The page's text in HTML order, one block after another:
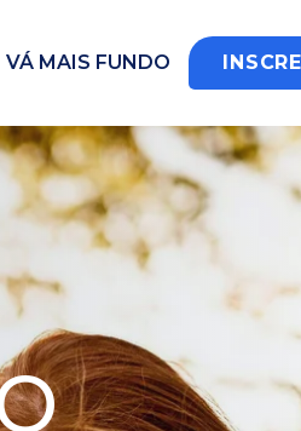
VÁ MAIS FUNDO